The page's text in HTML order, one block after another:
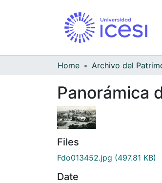
Home
Panorámica
Files
Fdo013452.jpg (497.81 KB)
Date